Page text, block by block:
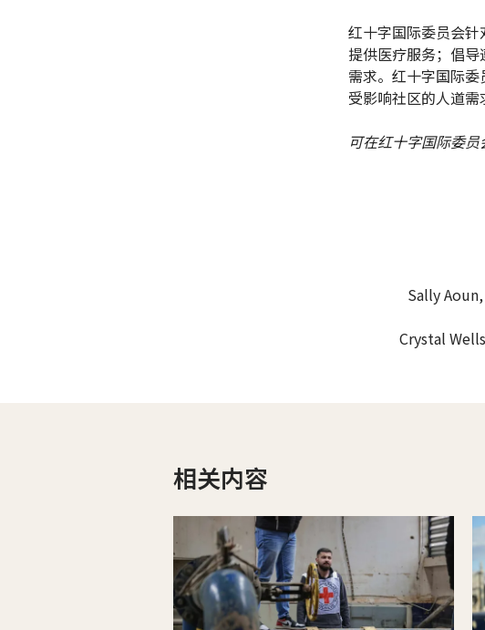
红十字国际委员会
提供医疗服务；倡
需求。红十字国际
受影响社区的人道需
可在红十字国际委员
Sally
Crystal
相关内容